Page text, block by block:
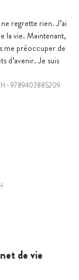
regrette rien. J’ai
la vie. Maintenant,
me préoccuper de
d’avenir. Je suis
- 9789403885209
de vie